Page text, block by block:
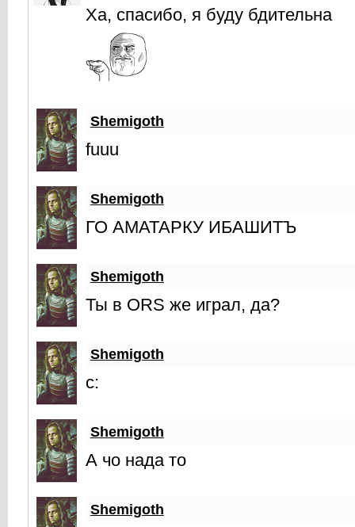
Ха, спасибо, я буду бдительна
Shemigoth
fuuu
Shemigoth
ГО АМАТАРКУ ИБАШИТЪ
Shemigoth
Ты в ORS же играл, да?
Shemigoth
c:
Shemigoth
А чо нада то
Shemigoth